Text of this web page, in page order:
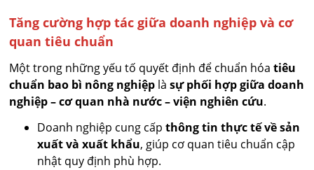
Tăng cường hợp tác giữa doanh nghiệp và cơ
quan tiêu chuẩn
Một trong những yếu tố quyết định để chuẩn hóatiêu
chuẩn bao bì nông nghiệp làsự phối hợp giữa doanh
nghiệp – cơ quan nhà nước – viện nghiên cứu.
Doanh nghiệp cung cấpthông tin thực tế về sản
xuất và xuất khẩu, giúp cơ quan tiêu chuẩn cập
nhật quy định phù hợp.